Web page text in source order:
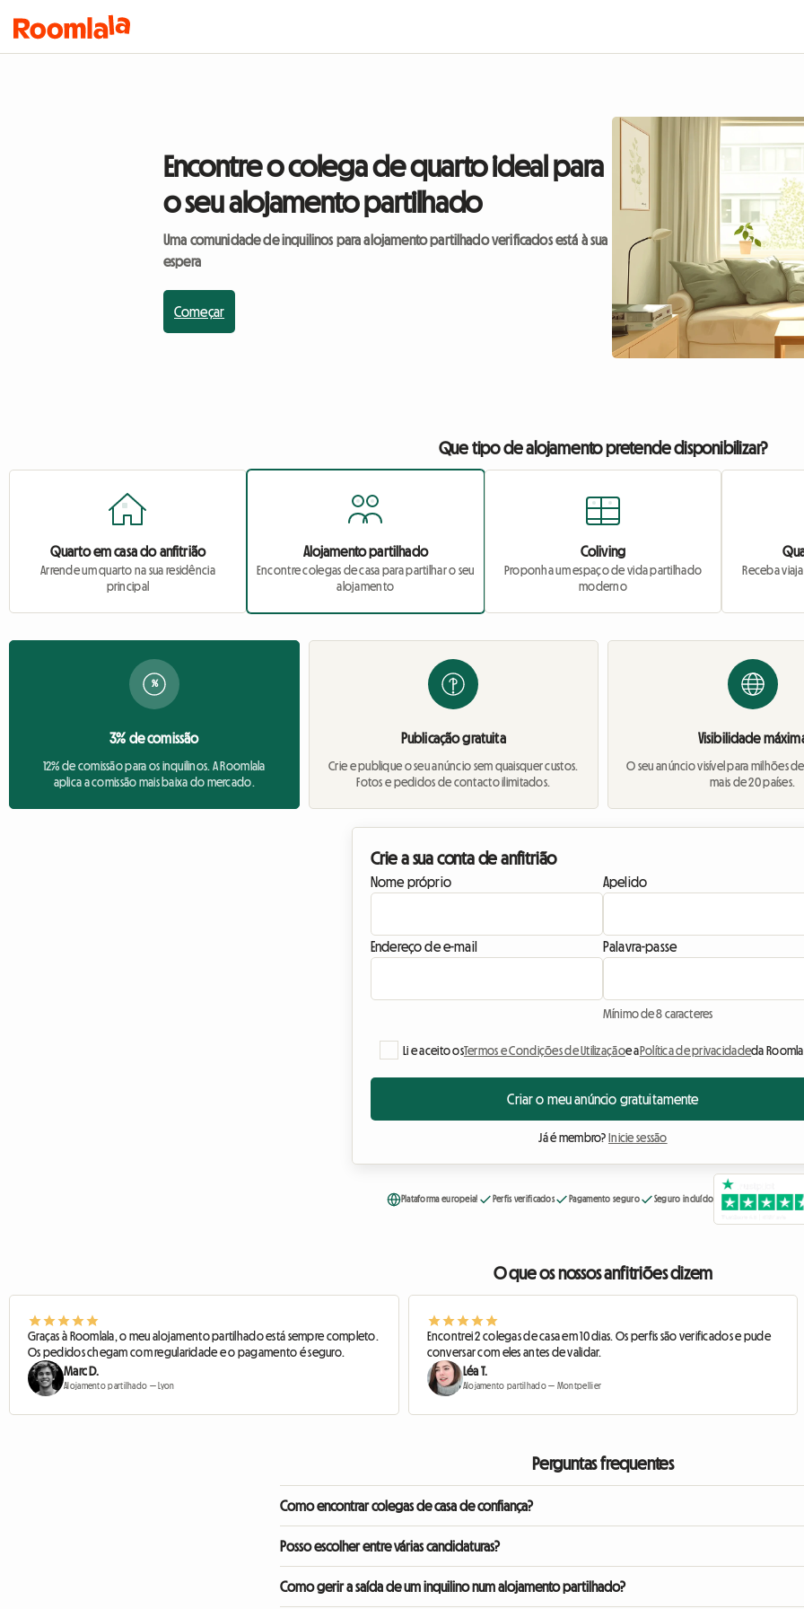
Encontre o colega de quarto ideal para
o seu alojamento partilhado
Uma comunidade de inquilinos para alojamento partilhado verificados está à sua
espera
Começar
Que tipo de alojamento pretende disponibilizar?
Quarto em casa do anfitrião
Arrende um quarto na sua residência
principal
Alojamento partilhado
Encontre colegas de casa para partilhar o seu
alojamento
Coliving
Proponha um espaço de vida partilhado
moderno
Receba
%
3% de comissão
12% de comissão para os inquilinos. A Roomlala
aplica a comissão mais baixa do mercado.
Publicação gratuita
Crie e publique o seu anúncio sem quaisquer custos.
Fotos e pedidos de contacto ilimitados.
Visibilidade
O seu anúncio visível para milhões
mais de 20 países.
Crie a sua conta de anfitrião
Nome próprio Apelido
Endereço de e-mail Palavra-passe
Mínimo de 8 caracteres
Li e aceito osTermos e Condições de Utilizaçãoe aPolítica de privacidadeda
Criar o meu anúncio gratuitamente
Já é membro? Inicie sessão
Plataforma europeia! Perfis verificados Pagamento seguro Seguro incluído
O que os nossos anfitriões dizem
Graças à Roomlala, o meu alojamento partilhado está sempre completo.
Os pedidos chegam com regularidade e o pagamento é seguro.
Marc D.
Alojamento partilhado — Lyon
Encontrei 2 colegas de casa em 10 dias. Os perfis são verificados e pude
conversar com eles antes de validar.
Léa T.
Alojamento partilhado — Montpellier
Perguntas frequentes
Como encontrar colegas de casa de confiança?
reserva.
Posso escolher entre várias candidaturas?
obrigação de aceitar.
Como gerir a saída de um inquilino num alojamento partilhado?